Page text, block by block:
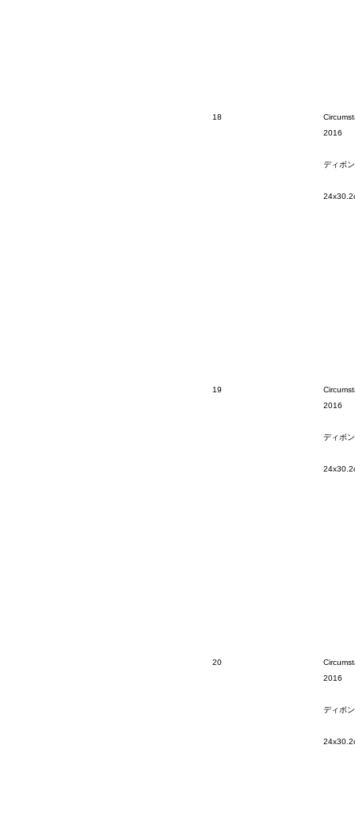
18
2016
ディボ
19
2016
ディボ
20
2016
ディボ